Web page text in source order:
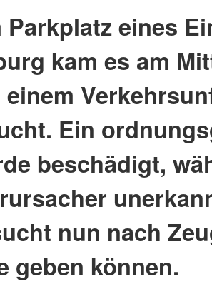
Parkplatz eines
kam es am
einem
Ein
beschädigt,
nun nach
geben können.